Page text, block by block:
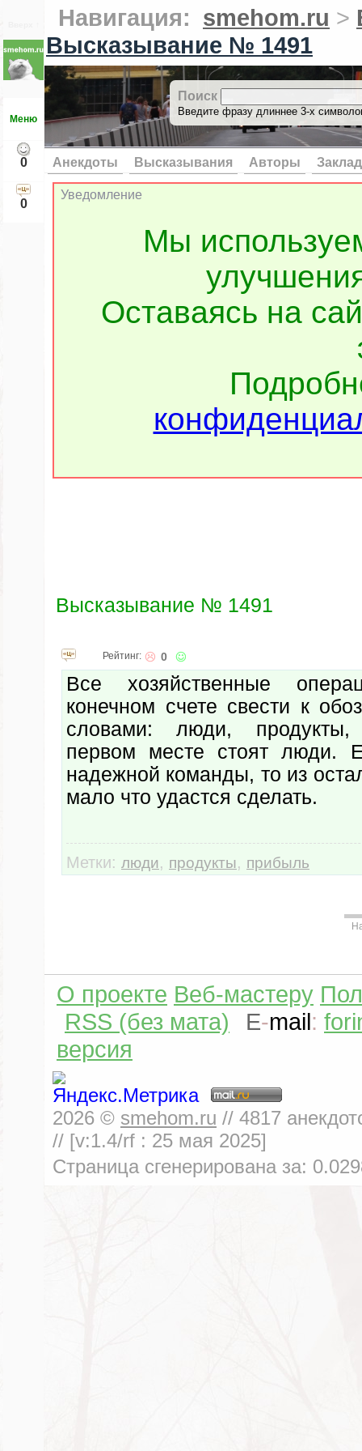
Меню
0
0
Навигация: smehom.ru >
Высказывание № 1491
Поиск
Введите фразу длиннее 3-х
Анекдоты Высказывания Авторы
Уведомление
Мы
Оставаясь на
Высказывание № 1491
Рейтинг: 0
Все хозяйственные
конечном счете свести к
словами: люди,
первом месте стоят люди.
надежной команды, то из
мало что удастся сделать.
Метки: люди, продукты, прибыль
О проекте Веб-мастеру
RSS (без мата)
E-mail:
версия
2026 © smehom.ru // 4817
// [v:1.4/rf : 25 мая 2025]
Страница сгенерирована за: